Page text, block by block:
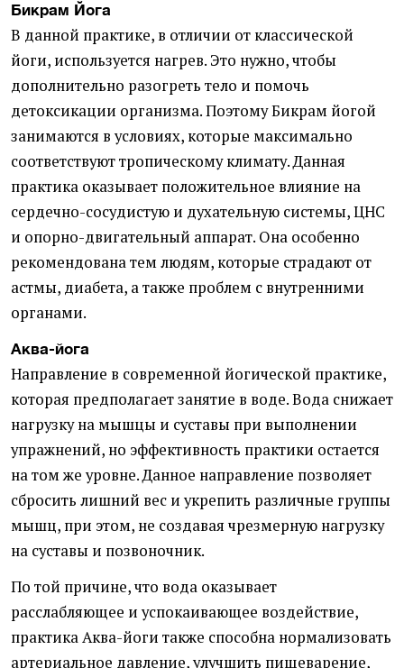
Бикрам Йога
В данной практике, в отличии от классической
йоги, используется нагрев. Это нужно, чтобы
дополнительно разогреть тело и помочь
детоксикации организма. Поэтому Бикрам йогой
занимаются в условиях, которые максимально
соответствуют тропическому климату. Данная
практика оказывает положительное влияние на
сердечно-сосудистую и духательную системы, ЦНС
и опорно-двигательный аппарат. Она особенно
рекомендована тем людям, которые страдают от
астмы, диабета, а также проблем с внутренними
органами.
Аква-йога
Направление в современной йогической практике,
которая предполагает занятие в воде. Вода снижает
нагрузку на мышцы и суставы при выполнении
упражнений, но эффективность практики остается
на том же уровне. Данное направление позволяет
сбросить лишний вес и укрепить различные группы
мышц, при этом, не создавая чрезмерную нагрузку
на суставы и позвоночник.
По той причине, что вода оказывает
расслабляющее и успокаивающее воздействие,
практика Аква-йоги также способна нормализовать
артериальное давление, улучшить пищеварение,